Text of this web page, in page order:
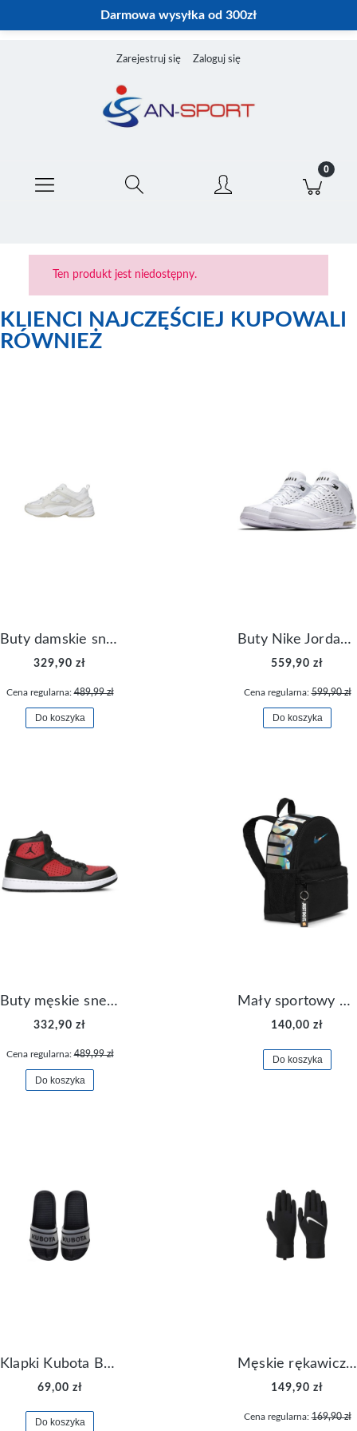
Darmowa wysyłka od 300zł
Zarejestruj się Zaloguj się
Ten produkt jest niedostępny.
KLIENCI NAJCZĘŚCIEJ KUPOWALI
RÓWNIEŻ
Buty damskie sneakersy Nike M2K Tekno AO3108-006
329,90 zł
Cena regularna:489,99 zł
Do koszyka
Buty Nike Jordan Flight Origin 4 921196-100
559,90 zł
Cena regularna:599,90 zł
Do koszyka
Buty męskie sneakersy Jordan Access AR3762-006
332,90 zł
Cena regularna:489,99 zł
Do koszyka
Mały sportowy plecak plecaczek Nike Brasilia JDI DR6091-017
140,00 zł
Do koszyka
Klapki Kubota Basenowe Gel Czarne
69,00 zł
Do koszyka
Męskie rękawiczki Nike Dri-FIT Lightweight Gloves N.RG.M0.082
149,90 zł
Cena regularna:169,90 zł